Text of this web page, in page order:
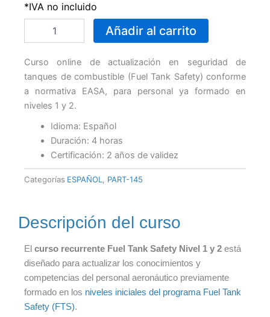
precio
original
era:
43,00 €.
precio
actual
es:
*IVA no incluido
Tank
Safety
(Seguridad
del
tanque
combustible)
Nivel
y
2
Español
cantidad
Añadir al carrito
Curso online de actualización en seguridad de
tanques de combustible (Fuel Tank Safety) conforme
a normativa EASA, para personal ya formado en
niveles 1 y 2.
Idioma: Español
Duración: 4 horas
Certificación: 2 años de validez
Categorías ESPAÑOL PART-145
Descripción del curso
El curso recurrente Fuel Tank Safety Nivel 1 y 2 está
diseñado para actualizar los conocimientos y
competencias del personal aeronáutico previamente
formado en los niveles iniciales del programa Fuel Tank
Safety (FTS).